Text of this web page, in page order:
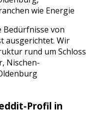
wie Energie
Bedürfnisse von
ausgerichtet. Wir
rund um Schloss
Nischen-
-Profil in